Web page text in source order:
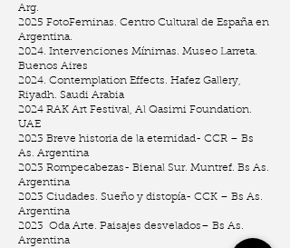
Arg.
2025 FotoFeminas. Centro Cultural de España en
Argentina.
2024. Intervenciones Mínimas. Museo Larreta.
Buenos Aires
2024. Contemplation Effects. Hafez Gallery,
Riyadh. Saudi Arabia
2024 RAK Art Festival, Al Qasimi Foundation.
UAE
2023 Breve historia de la eternidad- CCR – Bs
As. Argentina
2023 Rompecabezas- Bienal Sur. Muntref. Bs As.
Argentina
2023 Ciudades. Sueño y distopía- CCK – Bs As.
Argentina
2023 Oda Arte. Paisajes desvelados– Bs As.
Argentina